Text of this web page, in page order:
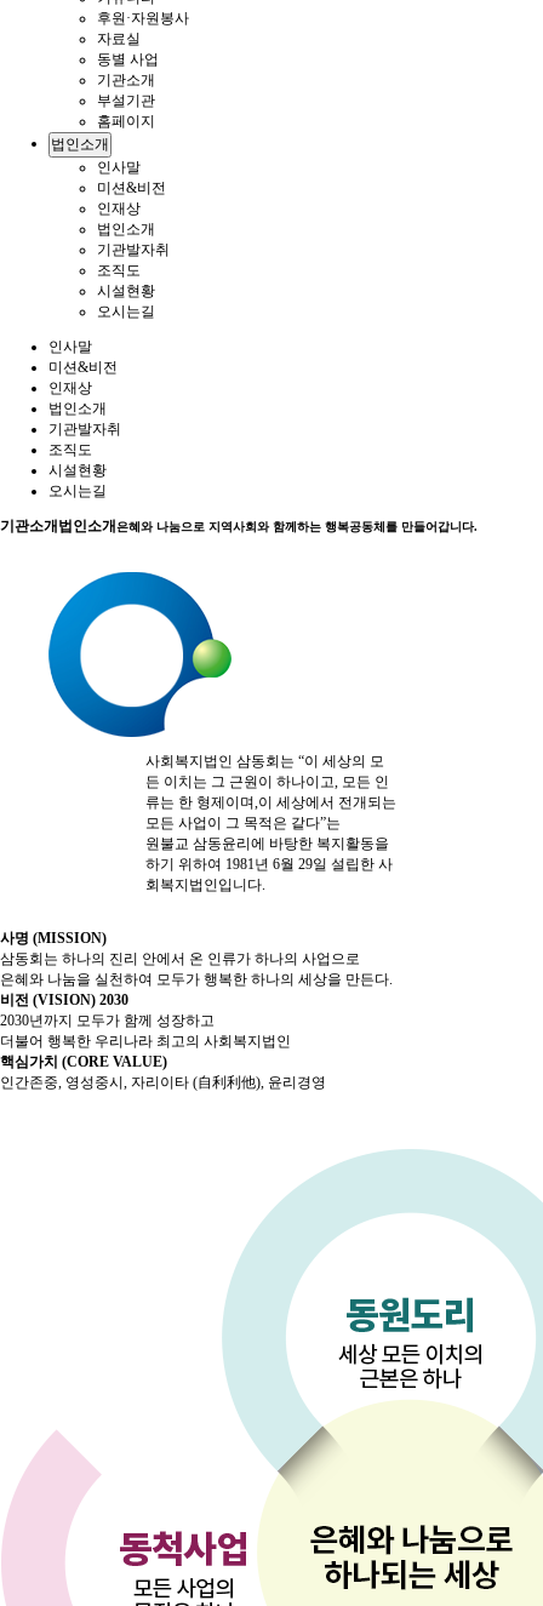
후원·자원봉사
자료실
동별 사업
기관소개
부설기관
홈페이지
법인소개
인사말
미션&비전
인재상
법인소개
기관발자취
조직도
시설현황
오시는길
인사말
미션&비전
인재상
법인소개
기관발자취
조직도
시설현황
오시는길
기관소개 법인소개은혜와 나눔으로 지역사회와 함께하는 행복공동체를 만들어갑니다.
사회복지법인 삼동회는 “이 세상의 모
든 이치는 그 근원이 하나이고, 모든 인
류는 한 형제이며,이 세상에서 전개되는
모든 사업이 그 목적은 같다”는
원불교 삼동윤리에 바탕한 복지활동을
하기 위하여 1981년 6월 29일 설립한 사
회복지법인입니다.
사명 (MISSION)
삼동회는 하나의 진리 안에서 온 인류가 하나의 사업으로
은혜와 나눔을 실천하여 모두가 행복한 하나의 세상을 만든다.
비전 (VISION) 2030
2030년까지 모두가 함께 성장하고
더불어 행복한 우리나라 최고의 사회복지법인
핵심가치 (CORE VALUE)
인간존중, 영성중시, 자리이타 (自利利他), 윤리경영